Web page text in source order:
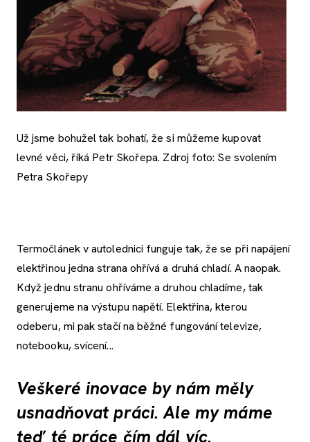
Už jsme bohužel tak bohatí, že si můžeme kupovat
levné věci, říká Petr Skořepa. Zdroj foto: Se svolením
Petra Skořepy
Termočlánek v autolednici funguje tak, že se při napájení
elektřinou jedna strana ohřívá a druhá chladí. A naopak.
Když jednu stranu ohříváme a druhou chladíme, tak
generujeme na výstupu napětí. Elektřina, kterou
odeberu, mi pak stačí na běžné fungování televize,
notebooku, svícení...
Veškeré inovace by nám měly
usnadňovat práci. Ale my máme
teď té práce čím dál víc.